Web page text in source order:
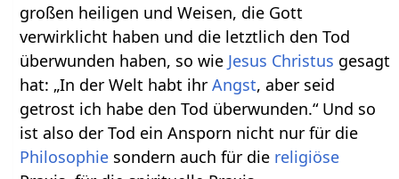
großen heiligen und Weisen, die Gott
verwirklicht haben und die letztlich den Tod
überwunden haben, so wie Jesus Christus gesagt
hat: „In der Welt habt ihrAngst, aber seid
getrost ich habe den Tod überwunden.“ Und so
ist also der Tod ein Ansporn nicht nur für die
Philosophie sondern auch für die religiöse